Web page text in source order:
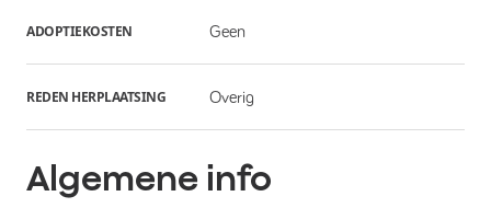
ADOPTIEKOSTEN Geen
REDEN HERPLAATSING Overig
Algemene info